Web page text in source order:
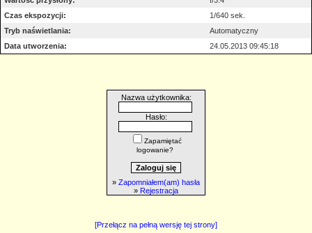
Czas ekspozycji:
1/640 sek.
Tryb naświetlania:
Automatyczny
Data utworzenia:
24.05.2013 09:45:18
Nazwa użytkownika:
Hasło:
Zapamiętać
logowanie?
» Zapomniałem(am) hasła
» Rejestracja
[Przełącz na pełną wersję tej strony]